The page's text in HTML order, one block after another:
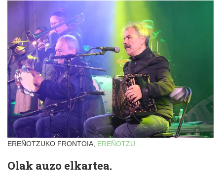
EREÑOTZUKO FRONTOIA, EREÑOTZU
Olak auzo elkartea.